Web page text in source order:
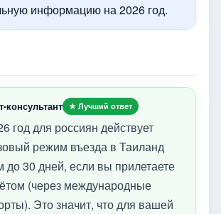
информацию на 2026 год.
консультант ★ Лучший ответ
год для россиян действует
режим въезда в Таиланд
до 30 дней, если вы прилетаете
(через международные
Это значит, что для вашей